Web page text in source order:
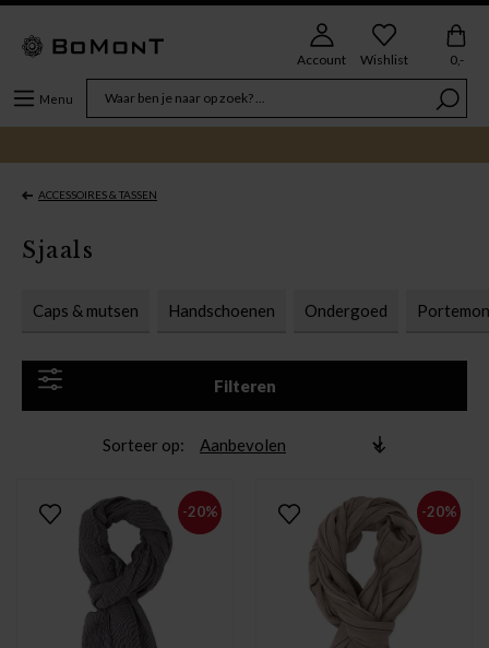
Menu
Account Wishlist 0,-
ACCESSOIRES & TASSEN
Caps & mutsen Handschoenen Ondergoed
Filteren
Sjaals
Sorteer op
-20% -20%